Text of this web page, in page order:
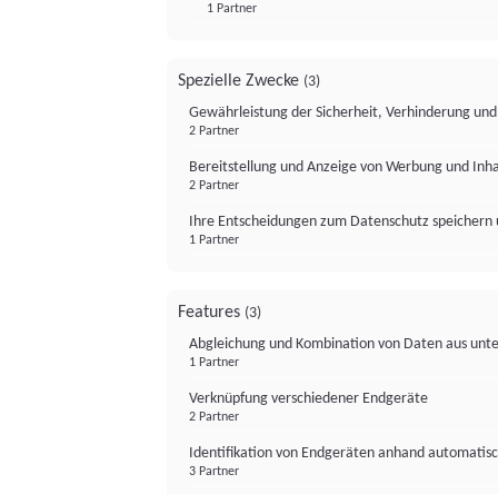
1 Partner
Spezielle Zwecke (3)
Gewährleistung der Sicherheit, Verhinderung
2 Partner
Bereitstellung und Anzeige von Werbung und
2 Partner
Ihre Entscheidungen zum Datenschutz
1 Partner
Features (3)
Abgleichung und Kombination von Daten aus
1 Partner
Verknüpfung verschiedener Endgeräte
2 Partner
Identifikation von Endgeräten anhand
3 Partner